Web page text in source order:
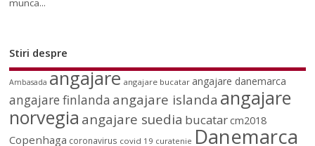
munca...
Stiri despre
Ambasada angajare angajare bucatar angajare danemarca
angajare finlanda angajare islanda angajare
norvegia angajare suedia bucatarcm2018
Copenhaga coronavirus covid 19 curatenie Danemarca